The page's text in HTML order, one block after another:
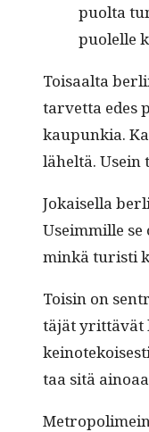
puol­ta
puolelle
Toisaal­ta
tarvet­ta edes
kaupunkia.
läheltä. Usein
Jokaisel­la
Useim­mille se
minkä tur­isti
Toisin on
täjät yrit­tävät
taa sitä